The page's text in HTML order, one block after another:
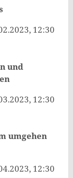
12:30
und
12:30
umgehen
12:30